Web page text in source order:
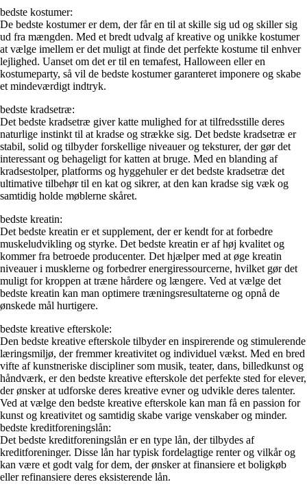
bedste kostumer:
De bedste kostumer er dem, der får en til at skille sig ud og skiller sig
ud fra mængden. Med et bredt udvalg af kreative og unikke kostumer
at vælge imellem er det muligt at finde det perfekte kostume til enhver
lejlighed. Uanset om det er til en temafest, Halloween eller en
kostumeparty, så vil de bedste kostumer garanteret imponere og skabe
et mindeværdigt indtryk.
bedste kradsetræ:
Det bedste kradsetræ giver katte mulighed for at tilfredsstille deres
naturlige instinkt til at kradse og strække sig. Det bedste kradsetræ er
stabil, solid og tilbyder forskellige niveauer og teksturer, der gør det
interessant og behageligt for katten at bruge. Med en blanding af
kradsestolper, platforms og hyggehuler er det bedste kradsetræ det
ultimative tilbehør til en kat og sikrer, at den kan kradse sig væk og
samtidig holde møblerne skåret.
bedste kreatin:
Det bedste kreatin er et supplement, der er kendt for at forbedre
muskeludvikling og styrke. Det bedste kreatin er af høj kvalitet og
kommer fra betroede producenter. Det hjælper med at øge kreatin
niveauer i musklerne og forbedrer energiressourcerne, hvilket gør det
muligt for kroppen at træne hårdere og længere. Ved at vælge det
bedste kreatin kan man optimere træningsresultaterne og opnå de
ønskede mål hurtigere.
bedste kreative efterskole:
Den bedste kreative efterskole tilbyder en inspirerende og stimulerende
læringsmiljø, der fremmer kreativitet og individuel vækst. Med en bred
vifte af kunstneriske discipliner som musik, teater, dans, billedkunst og
håndværk, er den bedste kreative efterskole det perfekte sted for elever,
der ønsker at udforske deres kreative evner og udvikle deres talenter.
Ved at vælge den bedste kreative efterskole kan man få en passion for
kunst og kreativitet og samtidig skabe varige venskaber og minder.
bedste kreditforeningslån:
Det bedste kreditforeningslån er en type lån, der tilbydes af
kreditforeninger. Disse lån har typisk fordelagtige renter og vilkår og
kan være et godt valg for dem, der ønsker at finansiere et boligkøb
eller refinansiere deres eksisterende lån.